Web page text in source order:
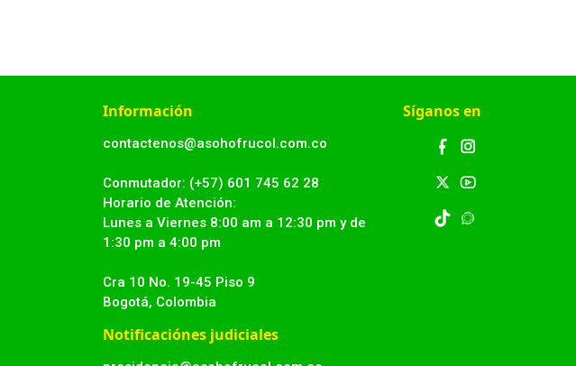
Información
contactenos@asohofrucol.com.co
Conmutador: (+57) 601 745 62 28
Horario de Atención:
Lunes a Viernes 8:00 am a 12:30 pm y de
1:30 pm a 4:00 pm
Cra 10 No. 19-45 Piso 9
Bogotá, Colombia
Notificaciónes judiciales
Síganos en